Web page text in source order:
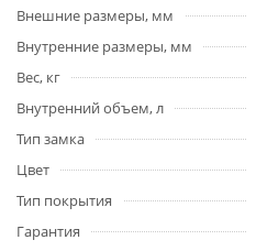
Внешние размеры, мм
Внутренние размеры, мм
Вес, кг
Внутренний объем, л
Тип замка
Цвет
Тип покрытия
Гарантия